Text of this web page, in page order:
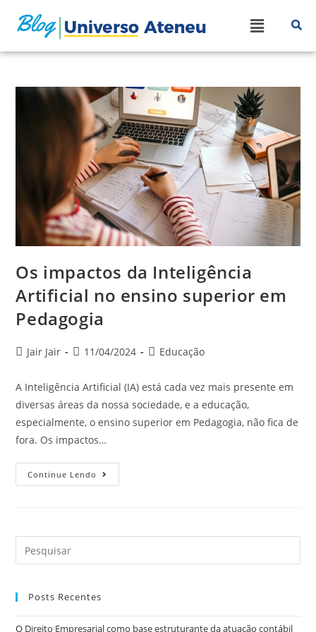
Os impactos da Inteligência
Artificial no ensino superior em
Pedagogia
Jair Jair 11/04/2024 Educação
A Inteligência Artificial (IA) está cada vez mais presente em
diversas áreas da nossa sociedade, e a educação,
especialmente, o ensino superior em Pedagogia, não fica de
fora. Os impactos…
Continue Lendo
Posts Recentes
O Direito Empresarial como base estruturante da atuação contábil